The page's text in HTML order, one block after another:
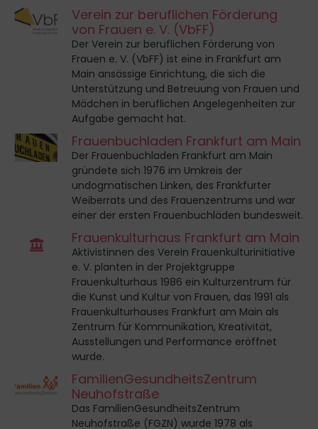
Verein zur beruflichen Förderung
von Frauen e. V. (VbFF)
Der Verein zur beruflichen Förderung von
Frauen e. V. (VbFF) ist eine in Frankfurt am
Main ansässige Einrichtung, die sich die
Unterstützung und Betreuung von Frauen und
Mädchen in beruflichen Angelegenheiten zur
Aufgabe gemacht hat.
Frauenbuchladen Frankfurt am Main
Der Frauenbuchladen Frankfurt am Main
gründete sich 1976 im Umkreis der
undogmatischen Linken, des Frankfurter
Weiberrats und des Frauenzentrums und war
einer der ersten Frauenbuchläden bundesweit.
Frauenkulturhaus Frankfurt am Main
Aktivistinnen des Verein Frauenkulturinitiative
e. V. planten in der Projektgruppe
Frauenkulturhaus 1986 ein Kulturzentrum für
die Kunst und Kultur von Frauen, das 1991 als
Frauenkulturhauses Frankfurt am Main als
Zentrum für Kommunikation, Kreativität,
Ausstellungen und Performance eröffnet
wurde.
FamilienGesundheitsZentrum
Neuhofstraße
Das FamilienGesundheitsZentrum
Neuhofstraße (FGZN) wurde 1978 als